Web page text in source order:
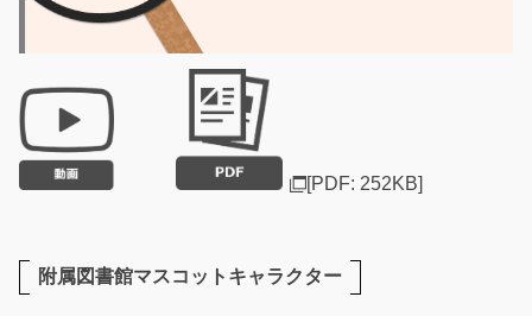
[PDF: 252KB]
附属図書館マスコットキャラクター